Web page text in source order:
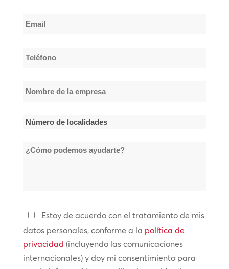
Email
Teléfono
Nombre
Número
localidades
¿Cómo
Política
de
privacidad
*
Estoy de acuerdo con el tratamiento de mis
datos personales, conforme a la política de
privacidad (incluyendo las comunicaciones
internacionales) y doy mi consentimiento para